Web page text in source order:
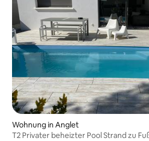
Wohnung in Anglet
T2 Privater beheizter Pool Strand zu